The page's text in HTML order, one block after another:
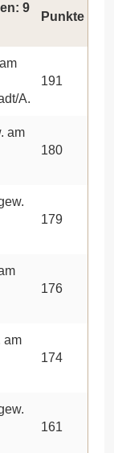
9
Punkte
A.
191
am
180
179
176
am
174
161